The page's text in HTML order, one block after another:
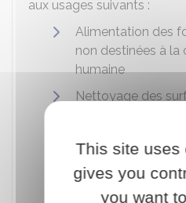
aux usages suivants :
Alimentation des
non destinées à
humaine
Nettoyage des
Lavage des
votre domicile
Arrosage des
verts de votre
This site uses
gives you
you want